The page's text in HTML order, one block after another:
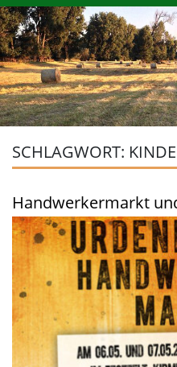
SCHLAGWORT:
Handwerkermarkt